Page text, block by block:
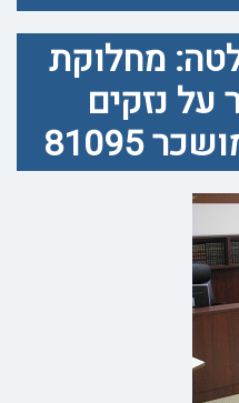
מחלוקת
על נזקים
81095